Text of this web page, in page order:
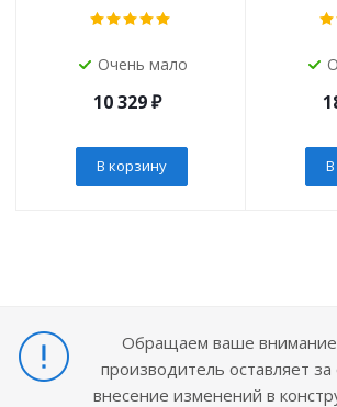
Очень мало
10 329₽
В корзину
Обращаем ваше
производитель оставляет
внесение изменений в